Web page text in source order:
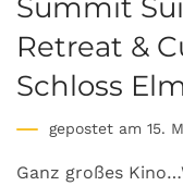
Retreat &
Schloss
gepostet am 15.
Ganz großes